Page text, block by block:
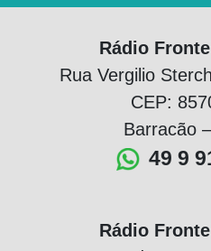
Rádio
Rua Vergilio
CEP:
Barracão
49 9
Rádio